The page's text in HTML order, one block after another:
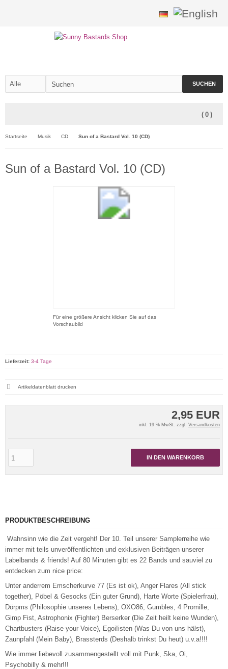
SUCHEN
( 0 )
Startseite Musik CD Sun of a Bastard Vol. 10 (CD)
Sun of a Bastard Vol. 10 (CD)
Für eine größere Ansicht klicken Sie auf das
Vorschaubild
2,95 EUR
inkl. 19 % MwSt. zzgl. Versandkosten
IN DEN WARENKORB
Lieferzeit: 3-4 Tage
Artikeldatenblatt drucken
PRODUKTBESCHREIBUNG
Wahnsinn wie die Zeit vergeht! Der 10. Teil unserer Samplerreihe wie
immer mit teils unveröffentlichten und exklusiven Beiträgen unserer
Labelbands & friends! Auf 80 Minuten gibt es 22 Bands und sauviel zu
entdecken zum nice price:
Unter anderrem Emscherkurve 77 (Es ist ok), Anger Flares (All stick
together), Pöbel & Gesocks (Ein guter Grund), Harte Worte (Spielerfrau),
Dörpms (Philosophie unseres Lebens), OXO86, Gumbles, 4 Promille,
Gimp Fist, Astrophonix (Fighter) Berserker (Die Zeit heilt keine Wunden),
Chartbusters (Raise your Voice), Egoi!isten (Was Du von uns hälst),
Zaunpfahl (Mein Baby), Brassterds (Deshalb trinkst Du heut) u.v.a!!!!
Wie immer liebevoll zusammengestellt voll mit Punk, Ska, Oi,
Psychobilly & mehr!!!